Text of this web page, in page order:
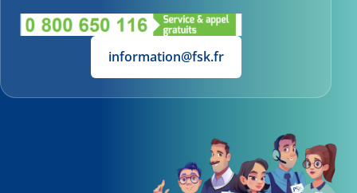
information@fsk.fr